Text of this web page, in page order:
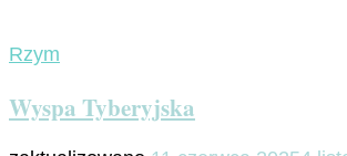
Rzym
Wyspa Tyberyjska